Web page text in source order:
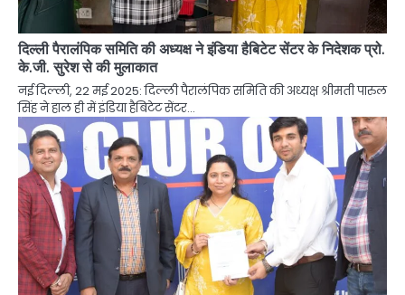
दिल्ली पैरालंपिक समिति की अध्यक्ष ने इंडिया हैबिटेट सेंटर के निदेशक प्रो.
के.जी. सुरेश से की मुलाकात
नई दिल्ली, 22 मई 2025: दिल्ली पैरालंपिक समिति की अध्यक्ष श्रीमती पारुल
सिंह ने हाल ही में इंडिया हैबिटेट सेंटर…